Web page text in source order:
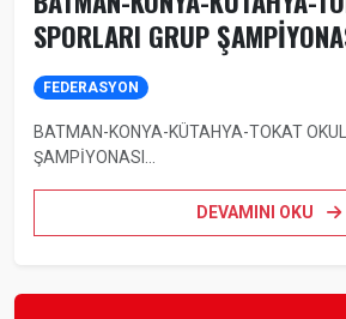
SPORLARI GRUP
FEDERASYON
BATMAN-KONYA-KÜTAHYA-TOKAT
ŞAMPİYONASI...
DEVAMINI OKU